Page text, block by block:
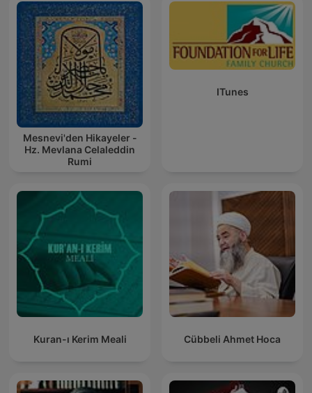
Mesnevi'den Hikayeler -
Hz. Mevlana Celaleddin
Rumi
ITunes
Kuran-ı Kerim Meali Cübbeli Ahmet Hoca